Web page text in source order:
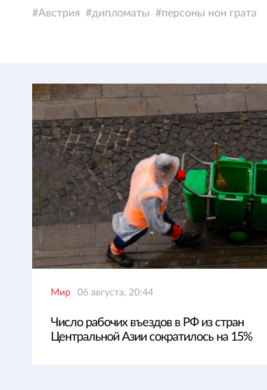
Австрия дипломаты персоны нон грата
Мир 06 августа, 20:44
Число рабочих въездов в РФ из стран
Центральной Азии сократилось на 15%